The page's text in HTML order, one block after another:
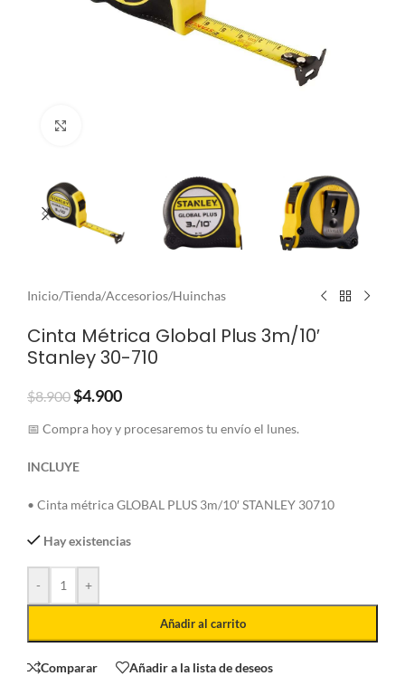
Inicio/Tienda/Accesorios/Huinchas
Cinta Métrica Global Plus 3m/10′
Stanley 30-710
$8.900$4.900
📅 Compra hoy y procesaremos tu envío el lunes.
INCLUYE
• Cinta métrica GLOBAL PLUS 3m/10′ STANLEY 30710
Hay existencias
- +
Añadir al carrito
Comparar Añadir a la lista de deseos